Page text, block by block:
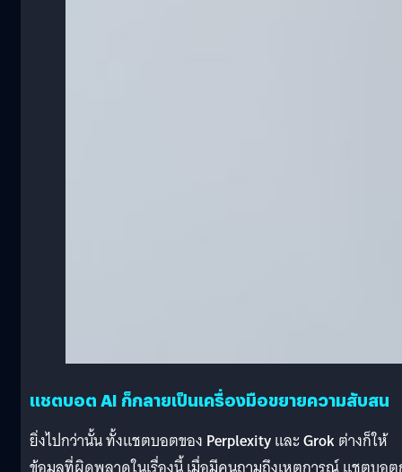
แชตบอต AI ก็กลายเป็นเครื่องมือขยายความสับสน
ยิ่งไปกว่านั้น ทั้งแชตบอตของ PerplexityและGrokต่างก็ให้